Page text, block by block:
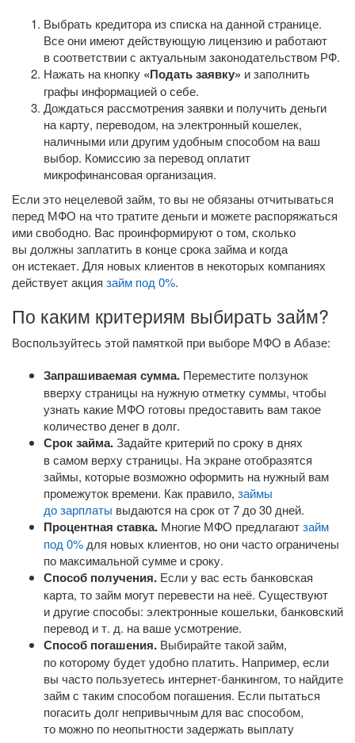
Выбрать кредитора из списка на данной странице.
Все они имеют действующую лицензию и работают
в соответствии с актуальным законодательством РФ.
Нажать на кнопку «Подать заявку» и заполнить
графы информацией о себе.
Дождаться рассмотрения заявки и получить деньги
на карту, переводом, на электронный кошелек,
наличными или другим удобным способом на ваш
выбор. Комиссию за перевод оплатит
микрофинансовая организация.
Если это нецелевой займ, то вы не обязаны отчитываться
перед МФО на что тратите деньги и можете распоряжаться
ими свободно. Вас проинформируют о том, сколько
вы должны заплатить в конце срока займа и когда
он истекает. Для новых клиентов в некоторых компаниях
действует акция займ под 0%.
По каким критериям выбирать займ?
Воспользуйтесь этой памяткой при выборе МФО в Абазе:
Запрашиваемая сумма. Переместите ползунок
вверху страницы на нужную отметку суммы, чтобы
узнать какие МФО готовы предоставить вам такое
количество денег в долг.
Срок займа.Задайте критерий по сроку в днях
в самом верху страницы. На экране отобразятся
займы, которые возможно оформить на нужный вам
промежуток времени. Как правило, займы
до зарплаты выдаются на срок от 7 до 30 дней.
Процентная ставка. Многие МФО предлагаютзайм
под 0% для новых клиентов, но они часто ограничены
по максимальной сумме и сроку.
Способ получения. Если у вас есть банковская
карта, то займ могут перевести на неё. Существуют
и другие способы: электронные кошельки, банковский
перевод и т. д. на ваше усмотрение.
Способ погашения. Выбирайте такой займ,
по которому будет удобно платить. Например, если
вы часто пользуетесь интернет-банкингом, то найдите
займ с таким способом погашения. Если пытаться
погасить долг непривычным для вас способом,
то можно по неопытности задержать выплату